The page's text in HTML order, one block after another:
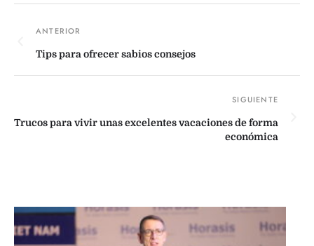
Tips para ofrecer sabios consejos
Trucos para vivir unas excelentes vacaciones de forma
económica